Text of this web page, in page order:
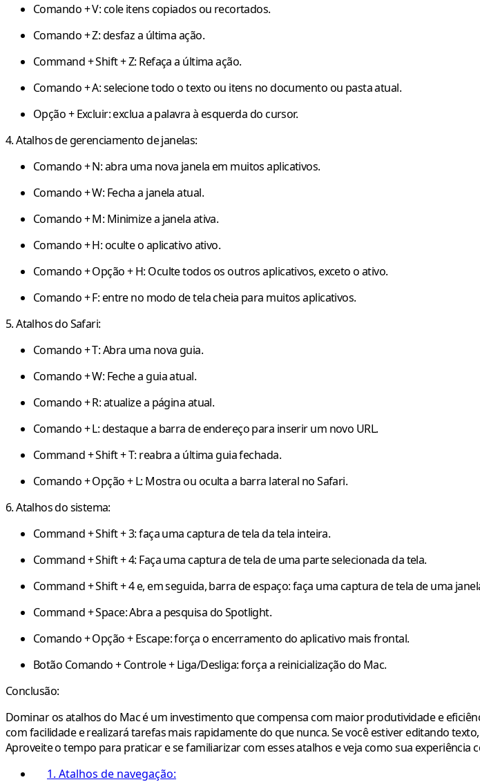
Comando + V: cole itens copiados ou recortados.
Comando + Z: desfaz a última ação.
Command + Shift + Z: Refaça a última ação.
Comando + A: selecione todo o texto ou itens no documento ou pasta atual.
Opção + Excluir: exclua a palavra à esquerda do cursor.
4. Atalhos de gerenciamento de janelas:
Comando + N: abra uma nova janela em muitos aplicativos.
Comando + W: Fecha a janela atual.
Comando + M: Minimize a janela ativa.
Comando + H: oculte o aplicativo ativo.
Comando + Opção + H: Oculte todos os outros aplicativos, exceto o ativo.
Comando + F: entre no modo de tela cheia para muitos aplicativos.
5. Atalhos do Safari:
Comando + T: Abra uma nova guia.
Comando + W: Feche a guia atual.
Comando + R: atualize a página atual.
Comando + L: destaque a barra de endereço para inserir um novo URL.
Command + Shift + T: reabra a última guia fechada.
Comando + Opção + L: Mostra ou oculta a barra lateral no Safari.
6. Atalhos do sistema:
Command + Shift + 3: faça uma captura de tela da tela inteira.
Command + Shift + 4: Faça uma captura de tela de uma parte selecionada da tela.
Command + Shift + 4 e, em seguida, barra de espaço: faça uma captura de tela de uma
Command + Space: Abra a pesquisa do Spotlight.
Comando + Opção + Escape: força o encerramento do aplicativo mais frontal.
Botão Comando + Controle + Liga/Desliga: força a reinicialização do Mac.
Conclusão:
Dominar os atalhos do Mac é um investimento que compensa com maior produtividade e
com facilidade e realizará tarefas mais rapidamente do que nunca. Se você estiver editando
Aproveite o tempo para praticar e se familiarizar com esses atalhos e veja como sua
1. Atalhos de navegação: